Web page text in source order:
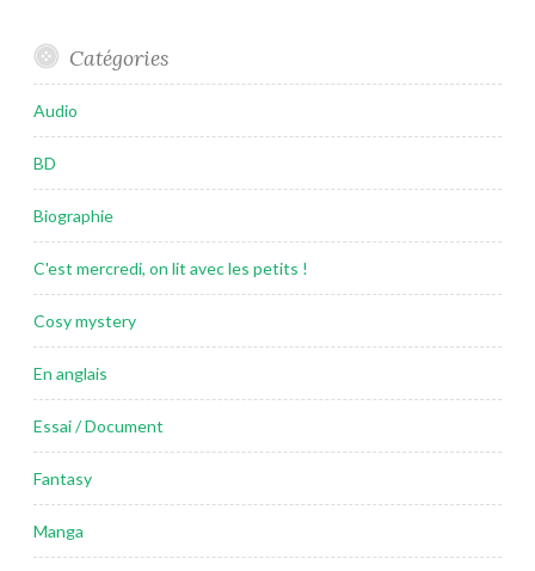
Catégories
Audio
BD
Biographie
C'est mercredi, on lit avec les petits !
Cosy mystery
En anglais
Essai / Document
Fantasy
Manga